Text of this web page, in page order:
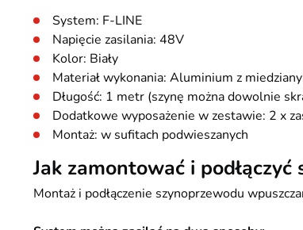
System: F-LINE
Napięcie zasilania: 48V
Kolor: Biały
Materiał wykonania: Aluminium z
Długość: 1 metr (szynę można dowolnie
Dodatkowe wyposażenie w zestawie: 2 x
Montaż: w sufitach podwieszanych
Jak zamontować i
Montaż i podłączenie szynoprzewodu